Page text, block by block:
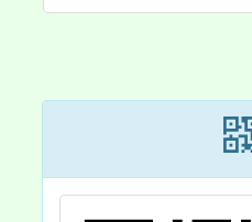
人事總處
以，「工
性騷擾調
人士培訓